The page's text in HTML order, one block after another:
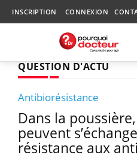
INSCRIPTION CONNEXION
QUESTION D'ACTU
Antibiorésistance
Dans la
peuvent
résistance aux